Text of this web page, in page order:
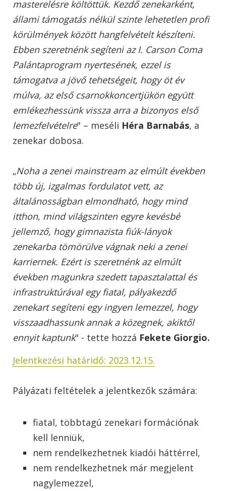
masterelésre költöttük. Kezdő zenekarként,
állami támogatás nélkül szinte lehetetlen profi
körülmények között hangfelvételt készíteni.
Ebben szeretnénk segíteni az I. Carson Coma
Palántaprogram nyertesének, ezzel is
támogatva a jövő tehetségeit, hogy öt év
múlva, az első csarnokkoncertjükön együtt
emlékezhessünk vissza arra a bizonyos első
lemezfelvételre" – meséli Héra Barnabás, a
zenekar dobosa.
„Noha a zenei mainstream az elmúlt években
több új, izgalmas fordulatot vett, az
általánosságban elmondható, hogy mind
itthon, mind világszinten egyre kevésbé
jellemző, hogy gimnazista fiúk-lányok
zenekarba tömörülve vágnak neki a zenei
karriernek. Ezért is szeretnénk az elmúlt
években magunkra szedett tapasztalattal és
infrastruktúrával egy fiatal, pályakezdő
zenekart segíteni egy ingyen lemezzel, hogy
visszaadhassunk annak a közegnek, akiktől
ennyit kaptunk" - tette hozzá Fekete Giorgio.
Jelentkezési határidő: 2023.12.15.
Pályázati feltételek a jelentkezők számára:
fiatal, többtagú zenekari formációnak
kell lenniük,
nem rendelkezhetnek kiadói háttérrel,
nem rendelkezhetnek már megjelent
nagylemezzel,